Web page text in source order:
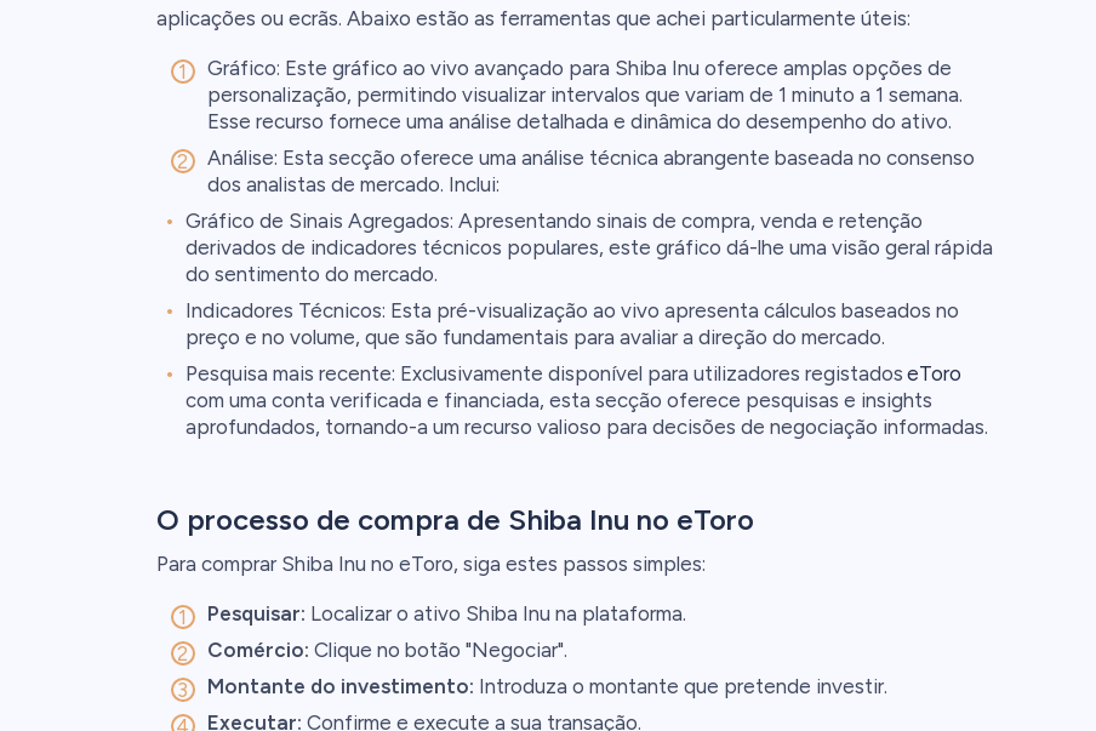
aplicações ou ecrãs. Abaixo estão as ferramentas que achei particularmente úteis:
Gráfico: Este gráfico ao vivo avançado para Shiba Inu oferece amplas opções de
personalização, permitindo visualizar intervalos que variam de 1 minuto a 1 semana.
Esse recurso fornece uma análise detalhada e dinâmica do desempenho do ativo.
Análise: Esta secção oferece uma análise técnica abrangente baseada no consenso
dos analistas de mercado. Inclui:
Gráfico de Sinais Agregados: Apresentando sinais de compra, venda e retenção
derivados de indicadores técnicos populares, este gráfico dá-lhe uma visão geral rápida
do sentimento do mercado.
Indicadores Técnicos: Esta pré-visualização ao vivo apresenta cálculos baseados no
preço e no volume, que são fundamentais para avaliar a direção do mercado.
Pesquisa mais recente: Exclusivamente disponível para utilizadores registadoseToro
com uma conta verificada e financiada, esta secção oferece pesquisas e insights
aprofundados, tornando-a um recurso valioso para decisões de negociação informadas.
O processo de compra de Shiba Inu no eToro
Para comprar Shiba Inu no eToro, siga estes passos simples:
Pesquisar: Localizar o ativo Shiba Inu na plataforma.
Comércio: Clique no botão "Negociar".
Montante do investimento: Introduza o montante que pretende investir.
Executar: Confirme e execute a sua transação.